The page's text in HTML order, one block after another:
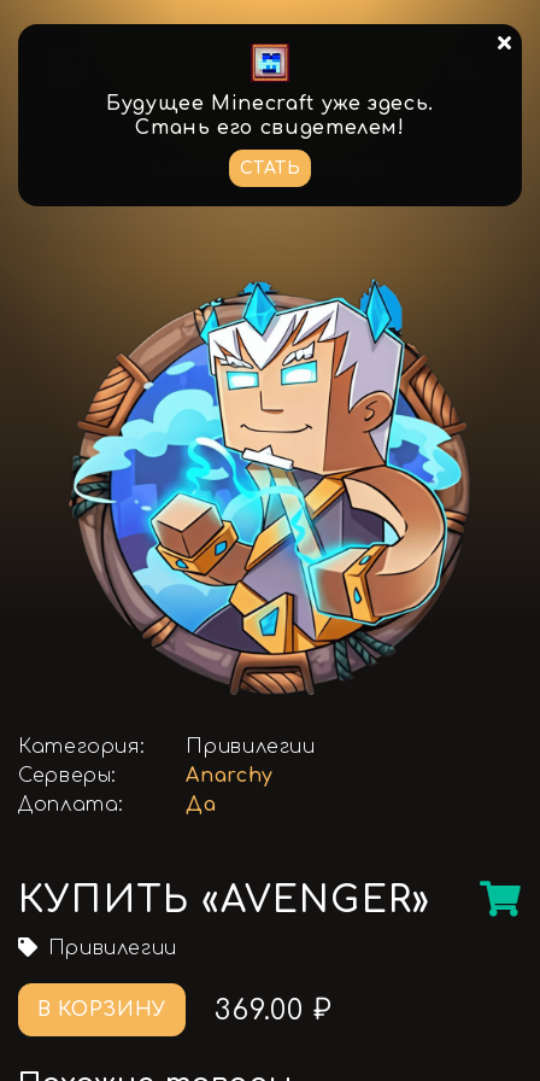
Главная Avenger
Категория:
Привилегии
Серверы:
Anarchy
Доплата:
Да
КУПИТЬ «AVENGER»
Привилегии
В КОРЗИНУ 369.00 ₽
Будущее Minecraft уже здесь.
Стань его свидетелем!
СТАТЬ